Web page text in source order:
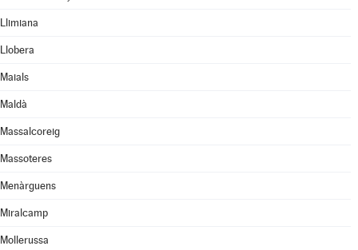
Llimiana
Llobera
Maials
Maldà
Massalcoreig
Massoteres
Menàrguens
Miralcamp
Mollerussa